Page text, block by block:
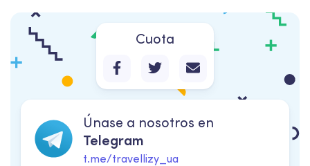
Cuota
Únase a nosotros en
Telegram
t.me/travellizy_ua